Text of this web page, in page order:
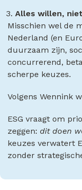
Alles willen,
Misschien wel de
Nederland (en
duurzaam zijn,
concurrerend,
scherpe keuzes.
Volgens Wennink
ESG vraagt om
zeggen: dit doen
keuzes verwatert
zonder